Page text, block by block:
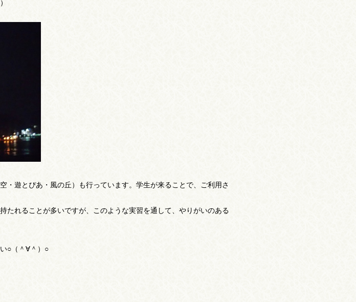
遊とぴあ・風の丘）も行っています。学生が来ることで、ご利用さ
れることが多いですが、このような実習を通して、やりがいのある
○（＾∀＾）○